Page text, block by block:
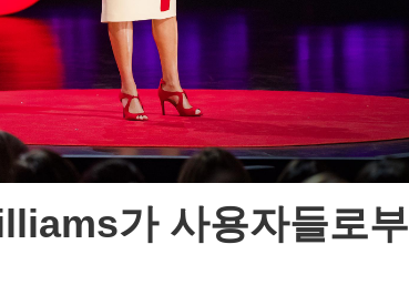
가 사용자들로부